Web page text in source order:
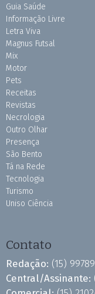
Guia Saúde
Informação Livre
Letra Viva
Magnus Futsal
Mix
Motor
Pets
Receitas
Revistas
Necrologia
Outro Olhar
Presença
São Bento
Tá na Rede
Tecnologia
Turismo
Uniso Ciência
Contato
Redação: (15)
Central/Assinante: